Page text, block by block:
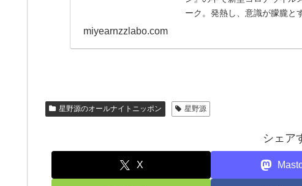
ーク。発熱し、意識が朦朧と
miyearnzzlabo.com
星野源のオールナイトニッポン 星野源
シェア
X